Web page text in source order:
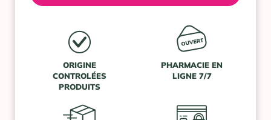
ORIGINE
CONTROLÉES
PRODUITS
PHARMACIE EN
LIGNE 7/7